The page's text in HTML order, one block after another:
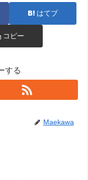
はてブ
コピー
する
Maekawa